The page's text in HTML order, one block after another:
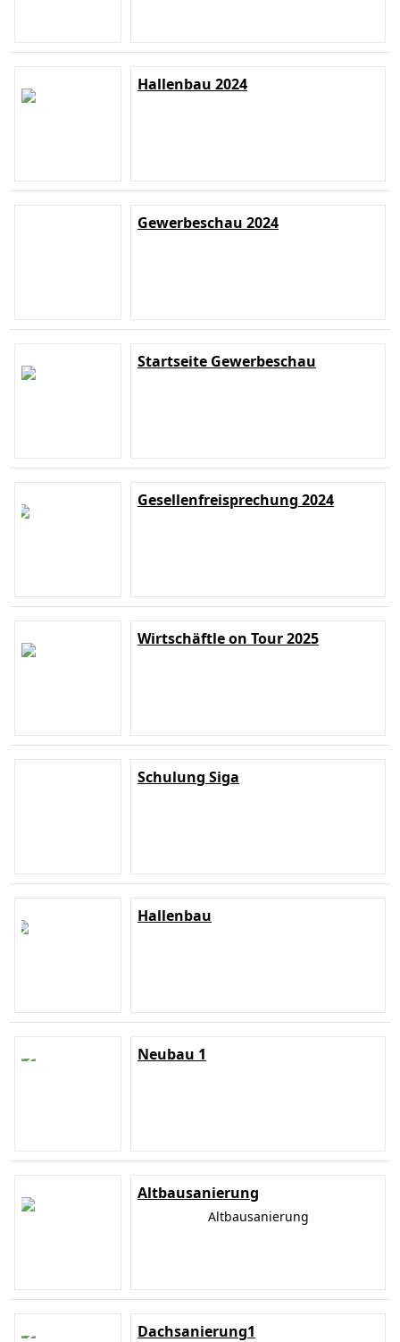
Hallenbau 2024
Gewerbeschau 2024
Startseite Gewerbeschau
Gesellenfreisprechung 2024
Wirtschäftle on Tour 2025
Schulung Siga
Hallenbau
Neubau 1
Altbausanierung
Altbausanierung
Dachsanierung1